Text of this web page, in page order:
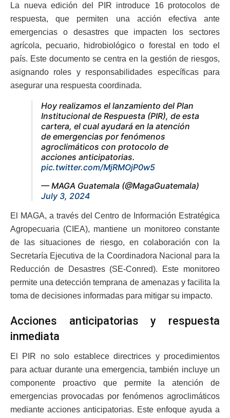
La nueva edición del PIR introduce 16 protocolos de
respuesta, que permiten una acción efectiva ante
emergencias o desastres que impacten los sectores
agrícola, pecuario, hidrobiológico o forestal en todo el
país. Este documento se centra en la gestión de riesgos,
asignando roles y responsabilidades específicas para
asegurar una respuesta coordinada.
Hoy realizamos el lanzamiento del Plan
Institucional de Respuesta (PIR), de esta
cartera, el cual ayudará en la atención
de emergencias por fenómenos
agroclimáticos con protocolo de
acciones anticipatorias.
pic.twitter.com/MjRMOjP0w5
— MAGA Guatemala (@MagaGuatemala)
July 3, 2024
El MAGA, a través del Centro de Información Estratégica
Agropecuaria (CIEA), mantiene un monitoreo constante
de las situaciones de riesgo, en colaboración con la
Secretaría Ejecutiva de la Coordinadora Nacional para la
Reducción de Desastres (SE-Conred). Este monitoreo
permite una detección temprana de amenazas y facilita la
toma de decisiones informadas para mitigar su impacto.
Acciones anticipatorias y respuesta
inmediata
El PIR no solo establece directrices y procedimientos
para actuar durante una emergencia, también incluye un
componente proactivo que permite la atención de
emergencias provocadas por fenómenos agroclimáticos
mediante acciones anticipatorias. Este enfoque ayuda a